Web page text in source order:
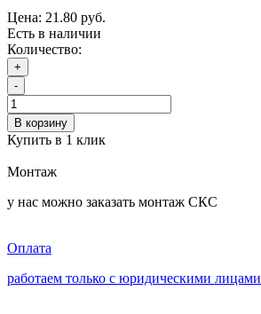
Цена: 21.80 руб.
Есть в наличии
Количество:
+
-
В корзину
Купить в 1 клик
Монтаж
у нас можно заказать монтаж СКС
Оплата
работаем только с юридическими лицами